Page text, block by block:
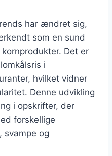
har ændret sig,
som en sund
Det er
i
hvilket vidner
Denne udvikling
i opskrifter, der
forskellige
svampe og